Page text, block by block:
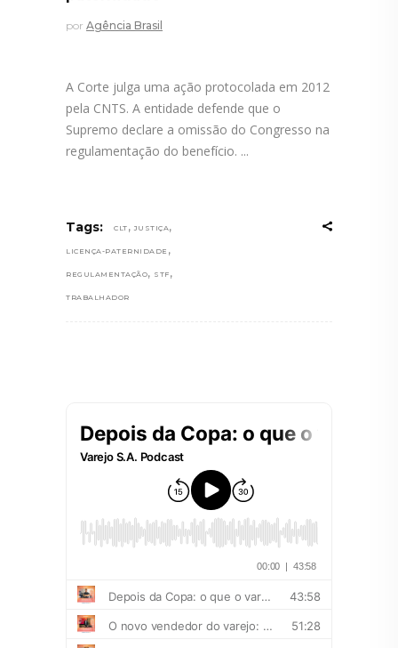
por Agência Brasil
A Corte julga uma ação protocolada em 2012
pela CNTS. A entidade defende que o
Supremo declare a omissão do Congresso na
regulamentação do benefício.
Tags: CLT , JUSTIÇA ,
LICENÇA-PATERNIDADE ,
REGULAMENTAÇÃO, STF ,
TRABALHADOR